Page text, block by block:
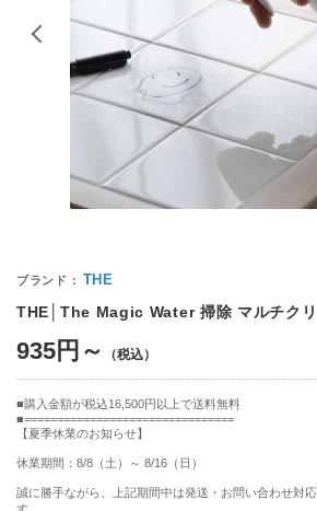
THE
THE│The Magic Water 掃除 マルチク
935円～
購入金額が税込16,500円以上で送料無料
================================
【夏季休業のお知らせ】
休業期間：8/8（土）～ 8/16（日）
誠に勝手ながら、上記期間中は発送・お問い合わせ対